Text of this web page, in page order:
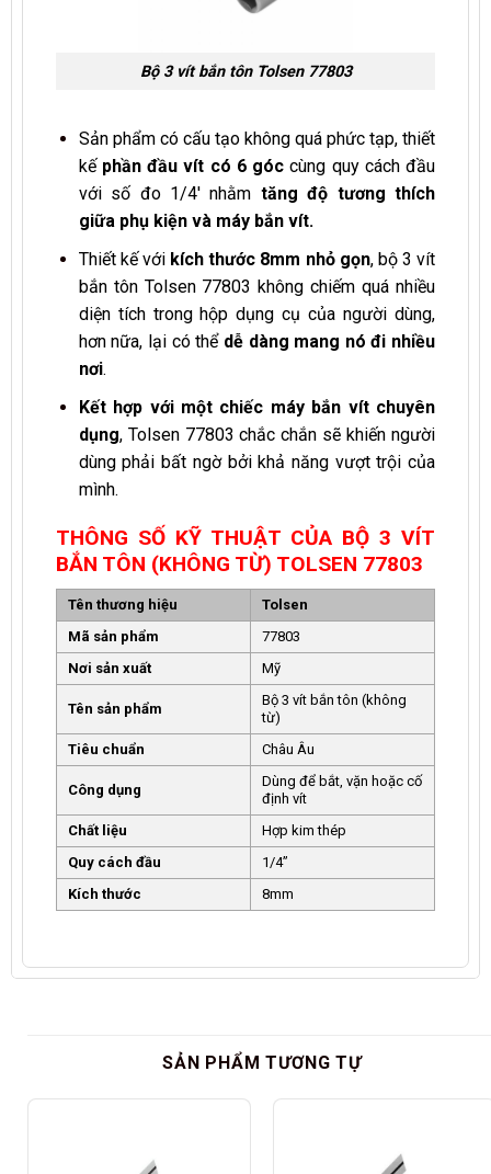
Bộ 3 vít bắn tôn Tolsen 77803
Sản phẩm có cấu tạo không quá phức tạp, thiết
kế phần đầu vít có 6 góc cùng quy cách đầu
với số đo 1/4′ nhằm tăng độ tương thích
giữa phụ kiện và máy bắn vít.
Thiết kế với kích thước 8mm nhỏ gọn, bộ 3 vít
bắn tôn Tolsen 77803 không chiếm quá nhiều
diện tích trong hộp dụng cụ của người dùng,
hơn nữa, lại có thể dễ dàng mang nó đi nhiều
nơi.
Kết hợp với một chiếc máy bắn vít chuyên
dụng, Tolsen 77803 chắc chắn sẽ khiến người
dùng phải bất ngờ bởi khả năng vượt trội của
mình.
THÔNG SỐ KỸ THUẬT CỦA BỘ 3 VÍT
BẮN TÔN (KHÔNG TỪ) TOLSEN 77803
Tên thương hiệu
Tolsen
Mã sản phẩm
77803
Nơi sản xuất
Mỹ
Tên sản phẩm
Bộ 3 vít bắn tôn (không
từ)
Tiêu chuẩn
Châu Âu
Công dụng
Dùng để bắt, vặn hoặc cố
định vít
Chất liệu
Hợp kim thép
Quy cách đầu
1/4”
Kích thước
8mm
SẢN PHẨM TƯƠNG TỰ